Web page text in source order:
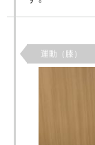
運動（膝）